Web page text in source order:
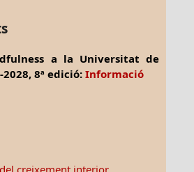
a la Universitat de
8ª edició: Informació
creixement interior